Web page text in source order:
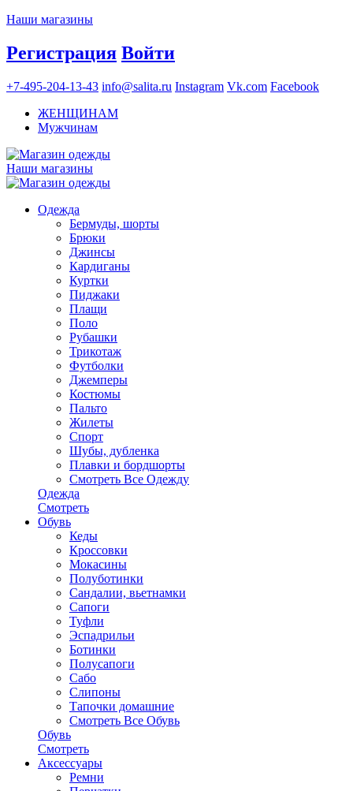
Наши магазины
Регистрация Войти
+7-495-204-13-43 info@salita.ru Instagram Vk.com Facebook
ЖЕНЩИНАМ
Мужчинам
Наши магазины
Одежда
Бермуды, шорты
Брюки
Джинсы
Кардиганы
Куртки
Пиджаки
Плащи
Поло
Рубашки
Трикотаж
Футболки
Джемперы
Костюмы
Пальто
Жилеты
Спорт
Шубы, дубленка
Плавки и бордшорты
Смотреть Все Одежду
Одежда
Смотреть
Обувь
Кеды
Кроссовки
Мокасины
Полуботинки
Сандалии, вьетнамки
Сапоги
Туфли
Эспадрильи
Ботинки
Полусапоги
Сабо
Слипоны
Тапочки домашние
Смотреть Все Обувь
Обувь
Смотреть
Аксесcуары
Ремни